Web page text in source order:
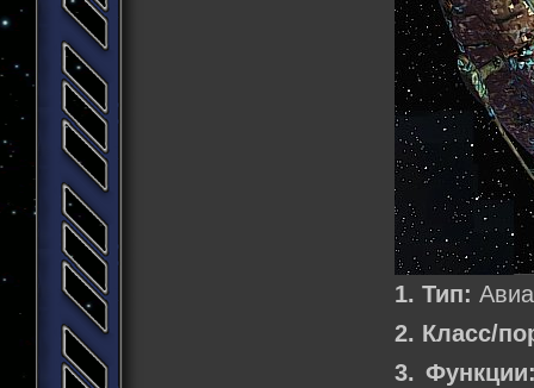
1. Тип:
2. Класс/
3.